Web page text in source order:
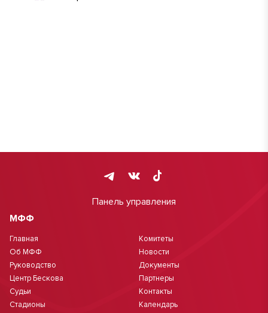
Панель управления
МФФ
Главная
Об МФФ
Руководство
Центр Бескова
Судьи
Стадионы
Комитеты
Новости
Документы
Партнеры
Контакты
Календарь